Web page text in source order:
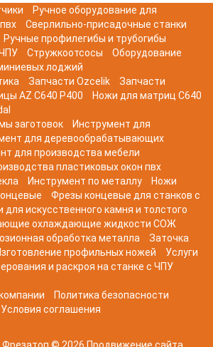
Ручное оборудование для
Сверлильно-присадочные станки
Ручные профилегибы и трубогибы
Стружкоотсосы
Оборудование
лоджий
Запчасти Ozcelik
Запчасти
AZ C640 P400
Ножи для матриц C640
заготовок
Инструмент для
для деревообрабатывающих
для производства мебели
пластиковых окон пвх
Инструмент по металлу
Ножи
Фрезы концевые для станков с
для искусственного камня и толстого
охлаждающие жидкости СОЖ
обработка металла
Заточка
профильных ножей
Услуги
и раскроя на станке с ЧПУ
Политика безопасности
Условия соглашения